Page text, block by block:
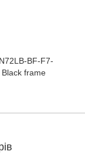
BF-F7-
frame